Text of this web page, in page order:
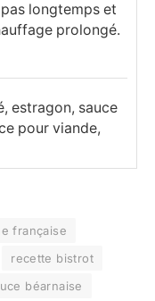
longtemps et
prolongé.
estragon, sauce
pour viande,
française
recette bistrot
béarnaise